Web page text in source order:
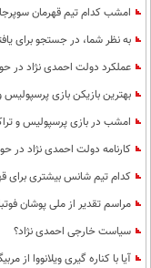
امشب کدام تیم قهرمان
به نظر شما، در جستجو برای
عملکرد دولت احمدی نژاد در
بهترین بازیکن بازی
امشب در بازی پرسپولیس و
کارنامه دولت احمدی نژاد در
کدام تیم شانس بیشتری برای
مراسم تقدیر از ملی پوشان
سیاست خارجی احمدی نژاد؟
آیا با کناره گیری ویلانووا از